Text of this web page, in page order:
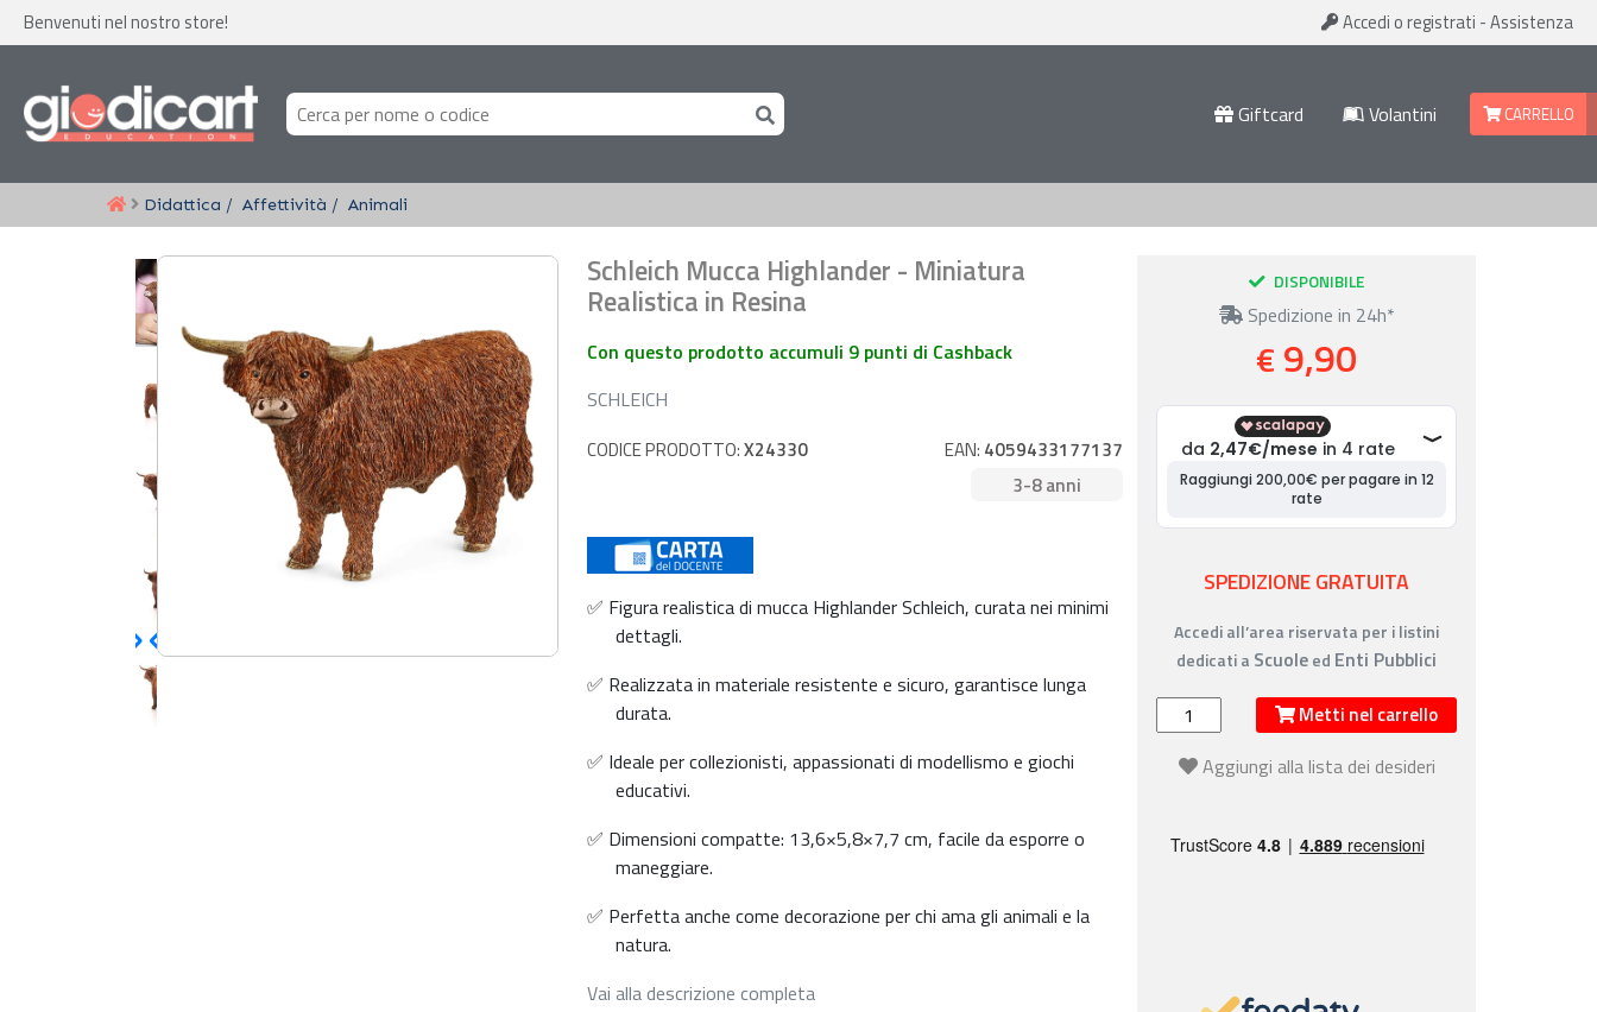
Benvenuti nel nostro store! Accedi o registrati -Assistenza
Giftcard Volantini CARRELLO
Didattica Affettività Animali
Schleich Mucca Highlander - Miniatura
Realistica in Resina
Con questo prodotto accumuli 9 punti di Cashback
SCHLEICH
CODICE PRODOTTO:X24330 EAN: 4059433177137
3-8 anni
✅ Figura realistica di mucca Highlander Schleich, curata nei minimi
dettagli.
✅ Realizzata in materiale resistente e sicuro, garantisce lunga
durata.
✅ Ideale per collezionisti, appassionati di modellismo e giochi
educativi.
✅ Dimensioni compatte: 13,6×5,8×7,7 cm, facile da esporre o
maneggiare.
✅ Perfetta anche come decorazione per chi ama gli animali e la
natura.
Vai alla descrizione completa
DISPONIBILE
Spedizione in 24h*
€ 9,90
SPEDIZIONE GRATUITA
Accedi all’area riservata per i listini
dedicati a Scuoleed Enti Pubblici
Metti nel carrello
Aggiungi alla lista dei desideri